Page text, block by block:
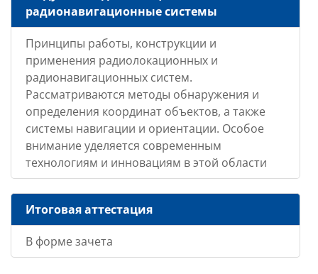
радионавигационные системы
Принципы работы, конструкции и
применения радиолокационных и
радионавигационных систем.
Рассматриваются методы обнаружения и
определения координат объектов, а также
системы навигации и ориентации. Особое
внимание уделяется современным
технологиям и инновациям в этой области
Итоговая аттестация
В форме зачета